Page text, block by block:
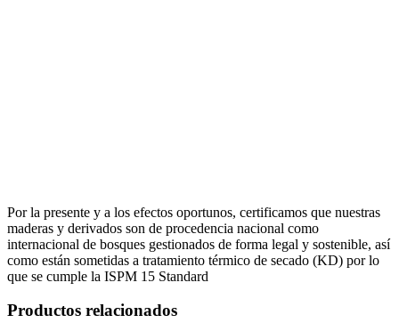
Por la presente y a los efectos oportunos, certificamos que nuestras
maderas y derivados son de procedencia nacional como
internacional de bosques gestionados de forma legal y sostenible, así
como están sometidas a tratamiento térmico de secado (KD) por lo
que se cumple la ISPM 15 Standard
Productos relacionados